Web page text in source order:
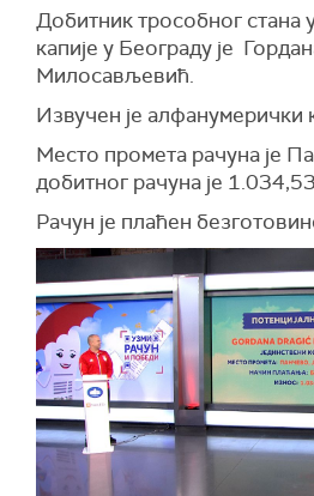
Добитник трособног стана
капије у Београду је
Милосављевић.
Извучен је
Место промета рачуна је
добитног рачуна је
Рачун је плаћен